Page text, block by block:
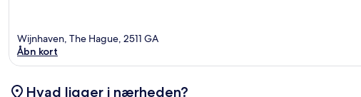
Wijnhaven, The Hague, 2511 GA
Åbn kort
Hvad ligger i nærheden?